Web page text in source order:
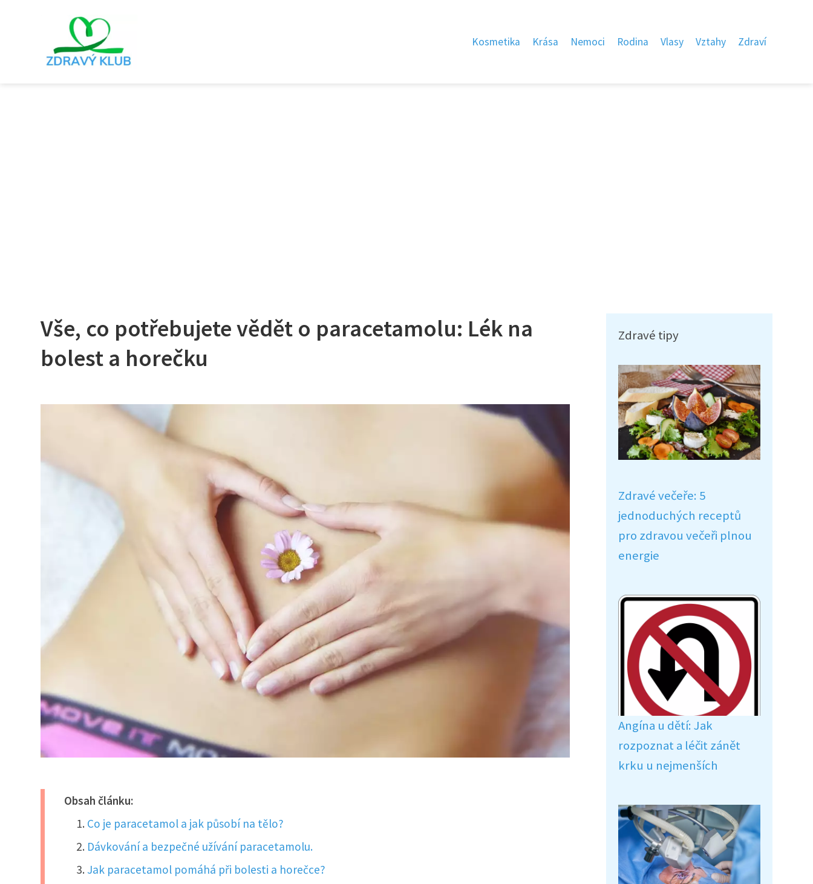
Kosmetika Krása Nemoci Rodina Vlasy Vztahy Zdraví
Vše, co potřebujete vědět o paracetamolu: Lék na
bolest a horečku
Obsah článku:
Co je paracetamol a jak působí na tělo?
Dávkování a bezpečné užívání paracetamolu.
Jak paracetamol pomáhá při bolesti a horečce?
Zdravé tipy
Zdravé večeře: 5
jednoduchých receptů
pro zdravou večeři plnou
energie
Angína u dětí: Jak
rozpoznat a léčit zánět
krku u nejmenších